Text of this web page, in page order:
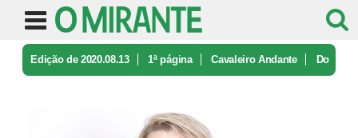
Edição de 2020.08.13 1ª página Cavaleiro Andante Do